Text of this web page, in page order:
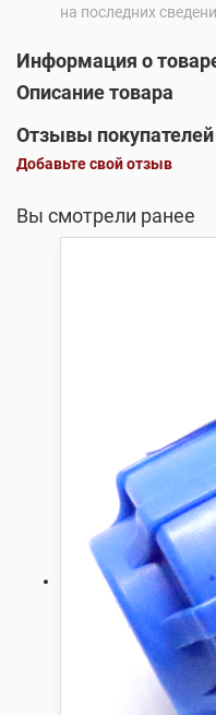
на последних
Информация о
Описание товара
Отзывы покупателей
Добавьте свой отзыв
Вы смотрели ранее